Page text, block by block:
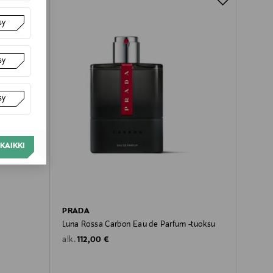
PRADA
Luna Rossa Carbon Eau de Parfum -tuoksu
alk. Original Price
112,00 €